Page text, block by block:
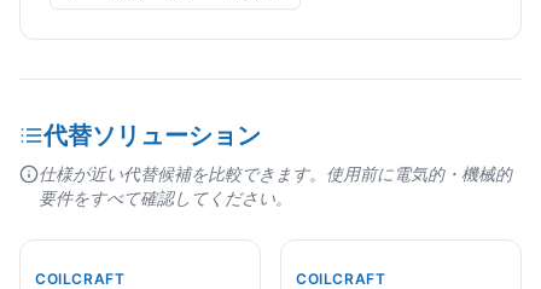
代替ソリューション
仕様が近い代替候補を比較できます。使用前に電気的・機械的
要件をすべて確認してください。
COILCRAFT COILCRAFT